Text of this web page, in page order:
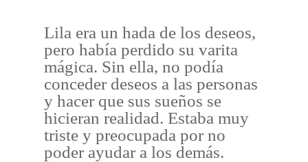
Lila era un hada de los deseos,
pero había perdido su varita
mágica. Sin ella, no podía
conceder deseos a las personas
y hacer que sus sueños se
hicieran realidad. Estaba muy
triste y preocupada por no
poder ayudar a los demás.